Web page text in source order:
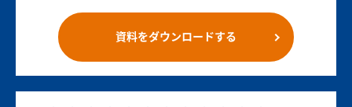
資料をダウンロードする